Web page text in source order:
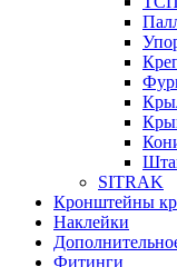
SITRAK
Кронштейны
Наклейки
Фитинги